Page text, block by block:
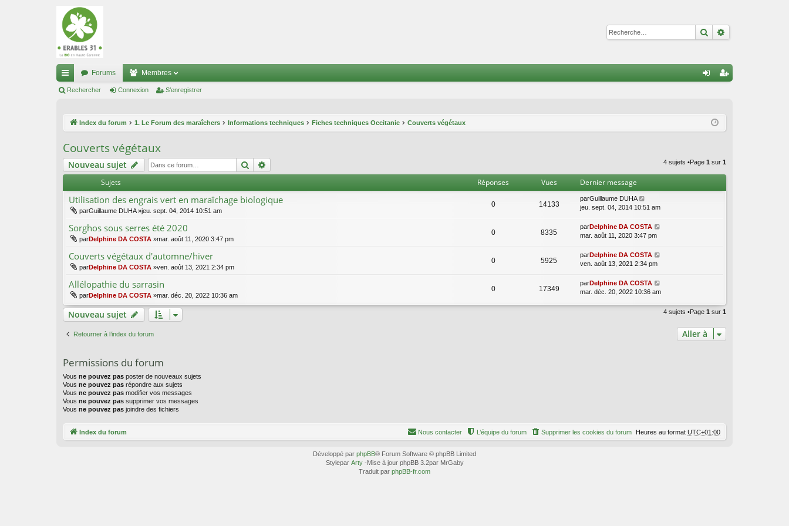
Rechercher
cc
pi
de
Forums Membres
re
r
Rechercher Connexion S’enregistrer
Index du forum 1. Le Forum des maraîchers Informations techniques Fiches techniques Occitanie Couverts végétaux
Couverts végétaux
Nouveau sujet Rechercher 4 sujets •Page 1 sur 1
Sujets Réponses Vues Dernier message
Utilisation des engrais vert en maraîchage biologique
parGuillaume DUHA»jeu. sept. 04, 2014 10:51 am
0 14133
parGuillaume DUHA
jeu. sept. 04, 2014 10:51 am
Sorghos sous serres été 2020
parDelphine DA COSTA »mar. août 11, 2020 3:47 pm
0 8335
parDelphine DA COSTA
mar. août 11, 2020 3:47 pm
Couverts végétaux d'automne/hiver
parDelphine DA COSTA »ven. août 13, 2021 2:34 pm
0 5925
parDelphine DA COSTA
ven. août 13, 2021 2:34 pm
Allélopathie du sarrasin
parDelphine DA COSTA »mar. déc. 20, 2022 10:36 am
0 17349
parDelphine DA COSTA
mar. déc. 20, 2022 10:36 am
Nouveau sujet 4 sujets •Page 1 sur 1
Retourner à l’index du forum Aller à
Permissions du forum
Vous ne pouvez pas poster de nouveaux sujets
Vous ne pouvez pas répondre aux sujets
Vous ne pouvez pas modifier vos messages
Vous ne pouvez pas supprimer vos messages
Vous ne pouvez pas joindre des fichiers
Index du forum Heures au format UTC+01:00
Supprimer les cookies du forum
L’équipe du forum
Nous contacter
Développé par phpBB® Forum Software © phpBB Limited
Stylepar Arty-Mise à jour phpBB 3.2par MrGaby
Traduit par phpBB-fr.com